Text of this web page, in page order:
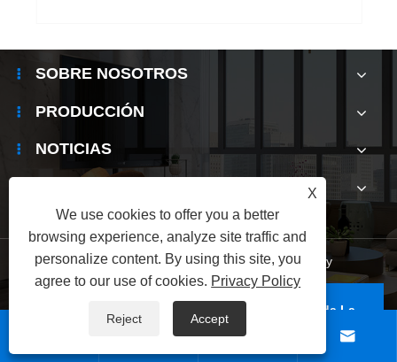
SOBRE NOSOTROS
PRODUCCIÓN
NOTICIAS
Links | Sitemap RSS | XML | Privacy Policy
Copyright © 2025 Shenzhen Electronic Hunsinda La
compañía de tecnología electrónica Todos los derechos
 
X
We use cookies to offer you a better
browsing experience, analyze site traffic and
personalize content. By using this site, you
agree to our use of cookies. Privacy Policy
Reject Accept